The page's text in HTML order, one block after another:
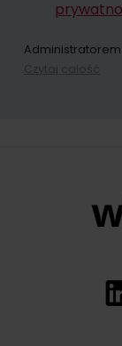
Administratorem